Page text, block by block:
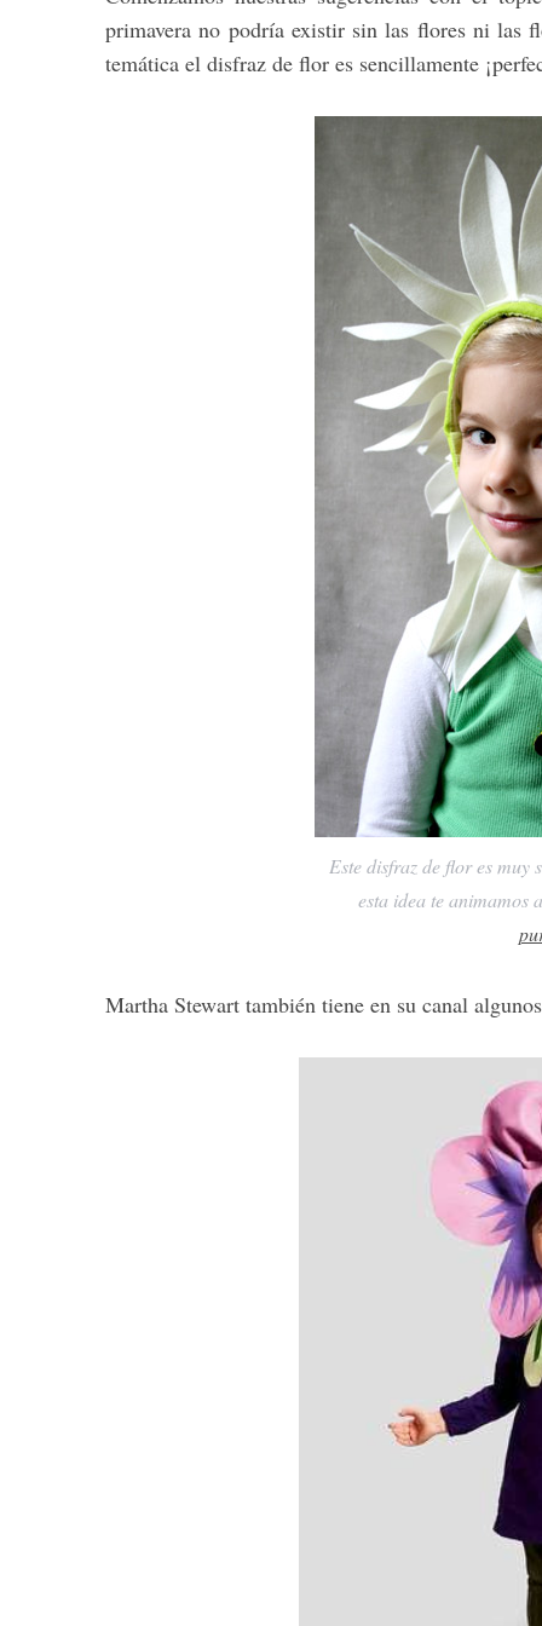
primavera no podría existir sin las flores ni las
temática el disfraz de flor es sencillamente
Este disfraz de flor es
esta idea te animamos
Martha Stewart también tiene en su canal